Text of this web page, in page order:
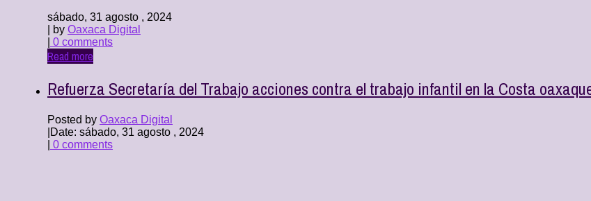
sábado, 31 agosto , 2024
| by Oaxaca Digital
0 comments
Read more
Refuerza Secretaría del Trabajo acciones contra el trabajo infantil en la Costa
Posted by Oaxaca Digital
Date: sábado, 31 agosto , 2024
0 comments